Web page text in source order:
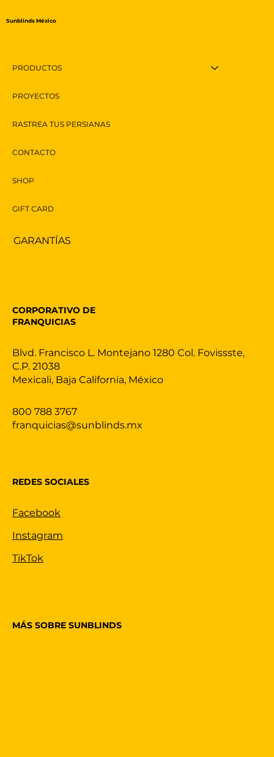
PRODUCTOS
PROYECTOS
RASTREA TUS PERSIANAS
CONTACTO
SHOP
GIFT CARD
Sunblinds México
GARANTÍAS
800 788 3767
franquicias@sunblinds.mx
Blvd. Francisco L. Montejano 1280 Col. Fovissste,
C.P. 21038
Mexicali, Baja California, México
CORPORATIVO DE
FRANQUICIAS
REDES SOCIALES
Facebook
Instagram
TikTok
MÁS SOBRE SUNBLINDS